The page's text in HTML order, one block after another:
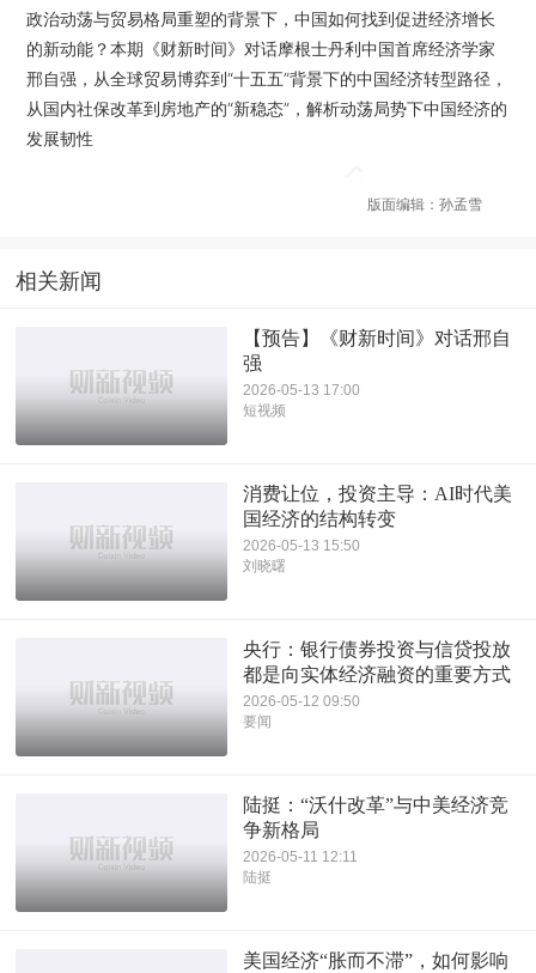
政治动荡与贸易格局重塑的背景下，中国如何找到促进经济增长
的新动能？本期《财新时间》对话摩根士丹利中国首席经济学家
邢自强，从全球贸易博弈到“十五五”背景下的中国经济转型路径，
从国内社保改革到房地产的“新稳态”，解析动荡局势下中国经济的
发展韧性
版面编辑：孙孟雪
相关新闻
【预告】《财新时间》对话邢自
强
2026-05-13 17:00
短视频
消费让位，投资主导：AI时代美
国经济的结构转变
2026-05-13 15:50
刘晓曙
央行：银行债券投资与信贷投放
都是向实体经济融资的重要方式
2026-05-12 09:50
要闻
陆挺：“沃什改革”与中美经济竞
争新格局
2026-05-11 12:11
陆挺
美国经济“胀而不滞”，如何影响